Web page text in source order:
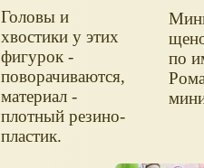
Головы и
хвостики у этих
фигурок -
поворачиваются,
материал -
плотный резино-
пластик.
по